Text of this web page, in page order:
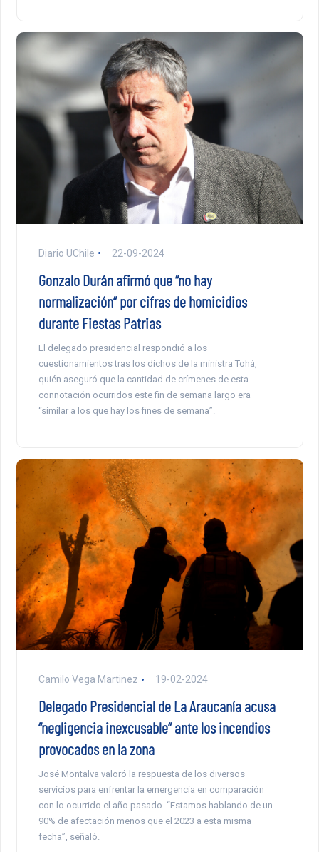
Diario UChile 22-09-2024
Gonzalo Durán afirmó que “no hay
normalización” por cifras de homicidios
durante Fiestas Patrias
El delegado presidencial respondió a los
cuestionamientos tras los dichos de la ministra Tohá,
quién aseguró que la cantidad de crímenes de esta
connotación ocurridos este fin de semana largo era
“similar a los que hay los fines de semana”.
Camilo Vega Martinez 19-02-2024
Delegado Presidencial de La Araucanía acusa
“negligencia inexcusable” ante los incendios
provocados en la zona
José Montalva valoró la respuesta de los diversos
servicios para enfrentar la emergencia en comparación
con lo ocurrido el año pasado. “Estamos hablando de un
90% de afectación menos que el 2023 a esta misma
fecha”, señaló.